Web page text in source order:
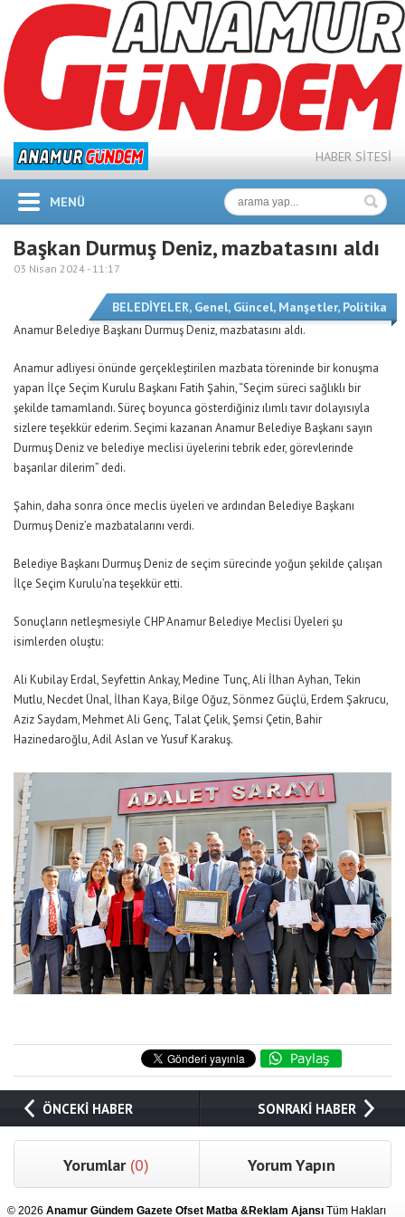
HABER SİTESİ
MENÜ
Başkan Durmuş Deniz, mazbatasını aldı
03 Nisan 2024 - 11:17
BELEDİYELER, Genel, Güncel, Manşetler, Politika
Anamur Belediye Başkanı Durmuş Deniz, mazbatasını aldı.
Anamur adliyesi önünde gerçekleştirilen mazbata töreninde bir konuşma
yapan İlçe Seçim Kurulu Başkanı Fatih Şahin, “Seçim süreci sağlıklı bir
şekilde tamamlandı. Süreç boyunca gösterdiğiniz ılımlı tavır dolayısıyla
sizlere teşekkür ederim. Seçimi kazanan Anamur Belediye Başkanı sayın
Durmuş Deniz ve belediye meclisi üyelerini tebrik eder, görevlerinde
başarılar dilerim” dedi.
Şahin, daha sonra önce meclis üyeleri ve ardından Belediye Başkanı
Durmuş Deniz’e mazbatalarını verdi.
Belediye Başkanı Durmuş Deniz de seçim sürecinde yoğun şekilde çalışan
İlçe Seçim Kurulu’na teşekkür etti.
Sonuçların netleşmesiyle CHP Anamur Belediye Meclisi Üyeleri şu
isimlerden oluştu:
Ali Kubilay Erdal, Seyfettin Ankay, Medine Tunç, Ali İlhan Ayhan, Tekin
Mutlu, Necdet Ünal, İlhan Kaya, Bilge Oğuz, Sönmez Güçlü, Erdem Şakrucu,
Aziz Saydam, Mehmet Ali Genç, Talat Çelik, Şemsi Çetin, Bahir
Hazinedaroğlu, Adil Aslan ve Yusuf Karakuş.
ÖNCEKİ HABER SONRAKİ HABER
Yorumlar (0) Yorum Yapın
© 2026 Anamur Gündem Gazete Ofset Matba &Reklam Ajansı Tüm Hakları